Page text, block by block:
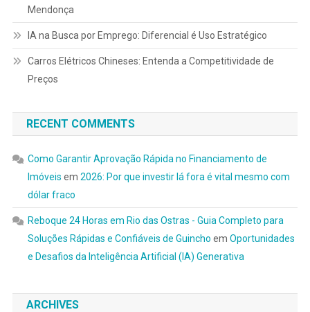
Mendonça
IA na Busca por Emprego: Diferencial é Uso Estratégico
Carros Elétricos Chineses: Entenda a Competitividade de
Preços
RECENT COMMENTS
Como Garantir Aprovação Rápida no Financiamento de
Imóveis em 2026: Por que investir lá fora é vital mesmo com
dólar fraco
Reboque 24 Horas em Rio das Ostras - Guia Completo para
Soluções Rápidas e Confiáveis de Guincho em Oportunidades
e Desafios da Inteligência Artificial (IA) Generativa
ARCHIVES